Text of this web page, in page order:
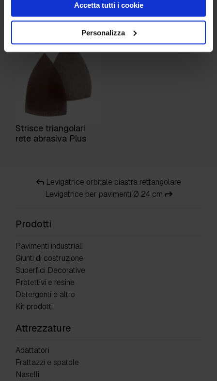
Accetta tutti i cookie
Personalizza
Levigatrice orbitale piastra rettangolare
Levigatrice per pavimenti Ø 24 cm
Prodotti
Pavimenti industriali
Giunti di costruzione
Superfici Decorative
Protettivi e resine
Detergenti e altro
Kit prodotti
Attrezzature
Adattatori
Frattazzi e spatole
Naselli
levigatrice orbitale
Fogli retina abrasivi a
delta per levigatrice
orbitale
Strisce triangolari
rete abrasiva Plus